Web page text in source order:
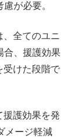
が必要。
全てのユニ
合、援護効果
受けた段階で
援護効果を発
メージ軽減